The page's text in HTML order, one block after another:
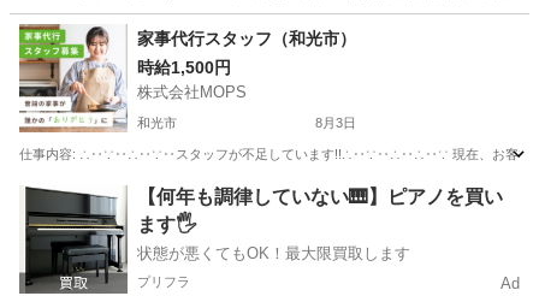
埼玉 川口市 介護
家事代行スタッフ（和光市）
時給1,500円
株式会社MOPS
和光市 8月3日
仕事内容: ∴‥∵‥∴‥∵‥スタッフが不足しています!!∴‥∵‥∴‥∴‥∵ 現在、お客様から多
埼玉 和光市 ホームヘルパー スタッフ
【何年も調律していない🎹】ピアノを買い
ます🖐️
状態が悪くてもOK！最大限買取します
プリフラ Ad